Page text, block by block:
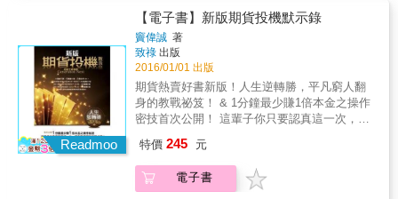
通適用： ‧最適合上班族的北極星日K線操作
法， 給你12種日K線（一天才會出現一根）行
情，讓你穩穩賺。 ‧最適合初學者練習的60分鐘
K線投資法 給你12種60K線（一小時出現一
根）行情，第一次進場也能上手。 ‧不用管明
天、只想賺今天的10分鐘K線快速賺錢法 作者
也提供宛如極速快感的10分鐘K線圖，讓你掌握
搭配36張K線波段行情全圖解， 不用三萬本金
就能進場，你也能年賺30％。
阱，只教簡單有用的方法，輕鬆理解獲利快！
& 特色4：任何時間都有賺錢的方法 針對多空
盤操作，附上交易策略與實戰範例，幫助快速
upgrade獲利的能力。 & 特色5：關鍵組合單應
用QRCODE 各種組合單示範附加QRCODE，
讓新手、熟手皆好上手！ 買進第一口會賺錢的
選擇權，從這本書開始！
會讓讀者產生有看沒有懂的無力感。 這是一本
針對初學者所寫的選擇權入門書，用最輕鬆好
懂的文字與大量圖解做說明，讓讀者在毫無壓
力且無須投資常識的情況下，踏入選擇權的世
界。內容著重於選擇權買賣的實戰技巧，沒有
多餘的知識介紹，讓完全不懂選擇權的讀者，
輕鬆跟著本書腳步，學會開戶、看盤、與交易
的實戰技巧。 本書5大超強特色 特色1：化繁為
簡，一本搞懂選擇權 將20年交易精華全寫入書
中，沒有多餘的知識，只有實戰賺錢的本領，
一本抵百本！ & 特色2：從實戰技巧切入，沒
有模糊空間 無論是開戶、看盤、入金、建立部
我不入地獄，誰入地獄。警惡懲奸、維護世界
和平這任務，就交給你了，好嗎？ 這本如來神
掌祕笈是無價之寶，你我有緣，就收你十五塊
美金，傳授給你吧。 致富王者寶典，帶您人生
逆轉勝！ 本書內含作者實際對帳單與成交明細
資訊： 2009年09月10日08:49～08:52，3分鐘
賺20倍 2011年03月15日10:55～10:58，2分鐘
賺3倍 2011年08月08日12:21～12:27，7分鐘賺
2倍 十萬變千萬，千萬變十億，只需出手3次？
分鐘賺3倍、7分鐘賺2倍的不傳之密！ 頂尖主
力的操作法則： 買勢、造勢、順勢而為 獨創台
Readmoo
【電子書】新版期貨投機默示錄
竇偉誠 著
致祿 出版
2016/01/01 出版
期貨熱賣好書新版！人生逆轉勝，平凡窮人翻
身的教戰祕笈！ & 1分鐘最少賺1倍本金之操作
密技首次公開！ 這輩子你只要認真這一次，所
&hellip;&hellip; 不得了啊，不得了
&hellip;&hellip;你有道靈光從天靈蓋噴出來，你
知道嗎？ 年紀輕輕，就有一身橫練的筋骨，簡
特價 245 元
電子書